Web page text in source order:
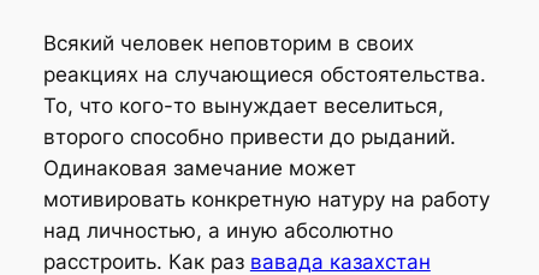
Всякий человек неповторим в своих
реакциях на случающиеся обстоятельства.
То, что кого-то вынуждает веселиться,
второго способно привести до рыданий.
Одинаковая замечание может
мотивировать конкретную натуру на работу
над личностью, а иную абсолютно
расстроить. Как раз вавада казахстан